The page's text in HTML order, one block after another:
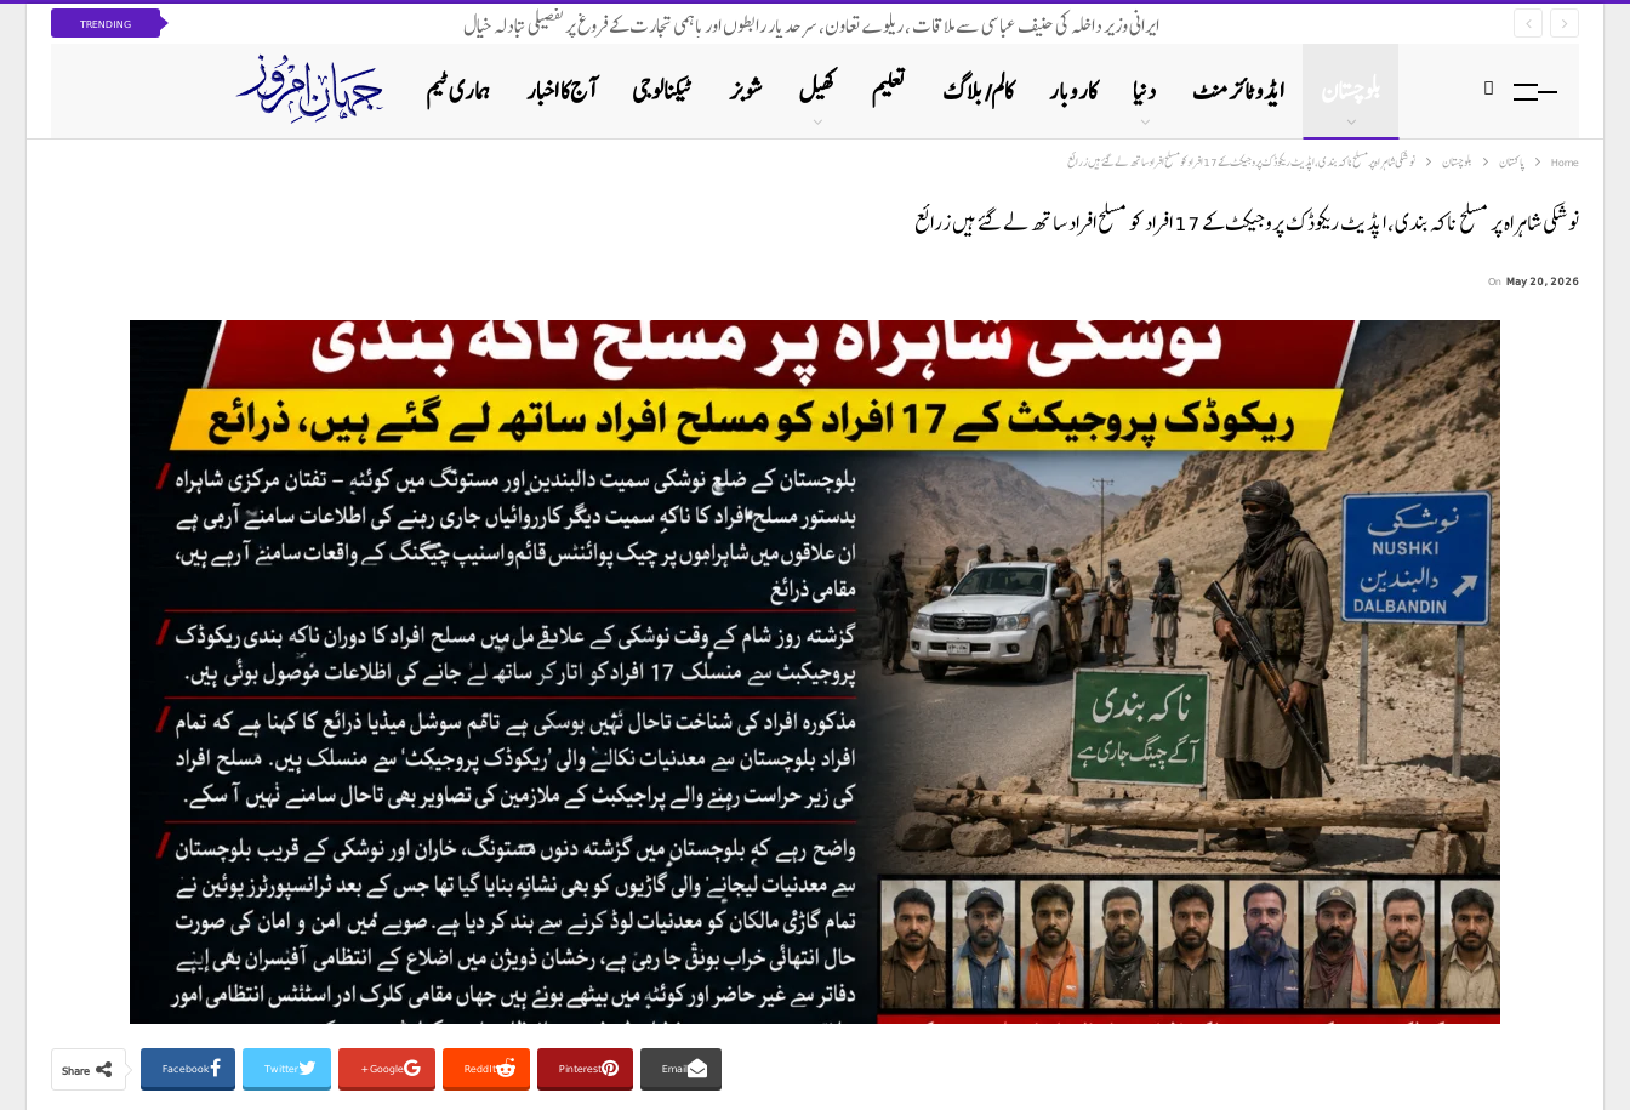
TRENDING ایرانی وزیر داخلہ کی حنیف عباسی سے ملاقات ، ریلوے تعاون، سرحد پار رابطوں اور باہمی تجارت کے فروغ پر تفصیلی تبادلہ خیال
ہماری ٹیم آج کا اخبار ٹیکنالوجی شوبز کھیل تعلیم کالم/ بلاگ کاروبار دنیا ایڈوٹائزمنٹ
Home پاکستان بلوچستان نوشکی شاہراہ پر مسلح ناکہ بندی، اپڈ یٹ ریکوڈک پروجیکٹ کے 17 افراد کو مسلح افراد ساتھ لے گئے ہیں زرائع
نوشکی شاہراہ پر مسلح ناکہ بندی، اپڈ یٹ ریکوڈک پروجیکٹ کے 17 افراد کو مسلح افراد ساتھ لے گئے ہیں زرائع
On May 20, 2026
Share Facebook Twitter Google+ ReddIt Pinterest Email